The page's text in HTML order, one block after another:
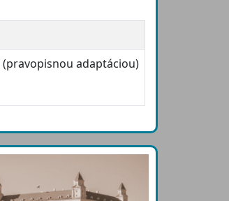
(pravopisnou adaptáciou)